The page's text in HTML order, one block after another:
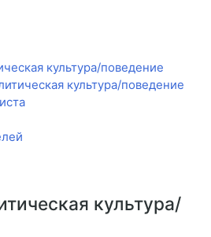
культура/поведение
культура/поведение
культура/